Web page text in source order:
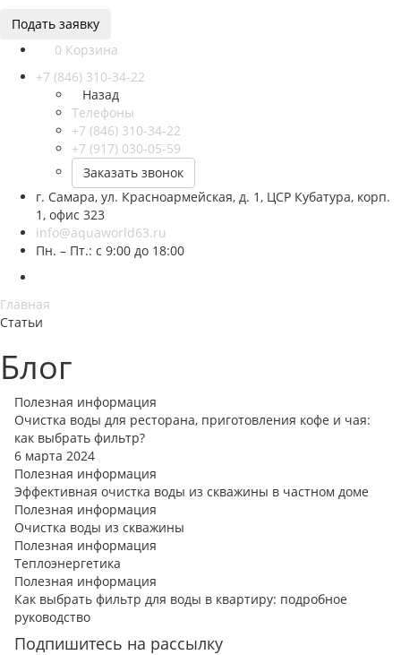
Подать заявку
0 Корзина
+7 (846) 310-34-22
Назад
Телефоны
+7 (846) 310-34-22
+7 (917) 030-05-59
Заказать звонок
г. Самара, ул. Красноармейская, д. 1, ЦСР Кубатура, корп.
1, офис 323
info@aquaworld63.ru
Пн. – Пт.: с 9:00 до 18:00
Главная
Статьи
Блог
Полезная информация
Очистка воды для ресторана, приготовления кофе и чая:
как выбрать фильтр?
6 марта 2024
Полезная информация
Эффективная очистка воды из скважины в частном доме
Полезная информация
Очистка воды из скважины
Полезная информация
Теплоэнергетика
Полезная информация
Как выбрать фильтр для воды в квартиру: подробное
руководство
Подпишитесь на рассылку